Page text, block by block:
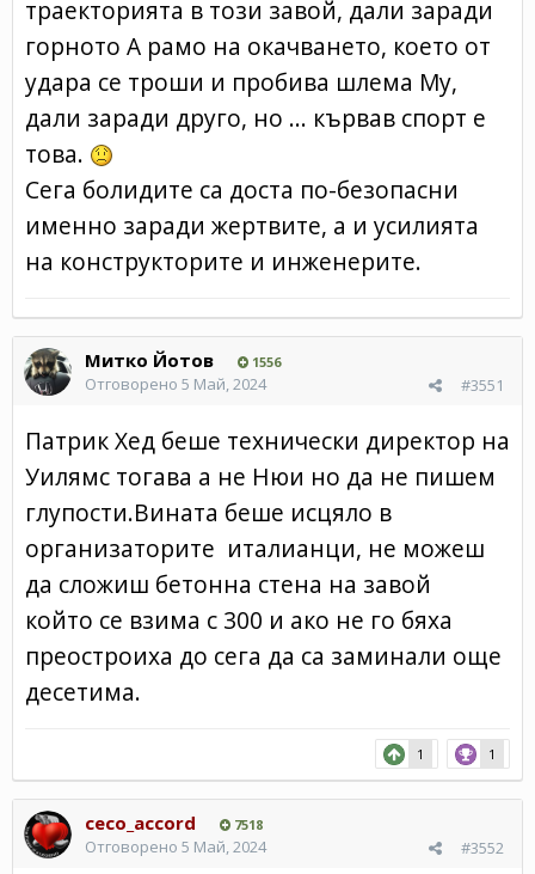
траекторията в този завой, дали заради
горното А рамо на окачването, което от
удара се троши и пробива шлема Му,
дали заради друго, но ... кървав спорт е
това.
Сега болидите са доста по-безопасни
именно заради жертвите, а и усилията
на конструкторите и инженерите.
Митко Йотов 1556
#3551
Отговорено 5 Май, 2024
Патрик Хед беше технически директор на
Уилямс тогава а не Нюи но да не пишем
глупости.Вината беше исцяло в
организаторите италианци, не можеш
да сложиш бетонна стена на завой
който се взима с 300 и ако не го бяха
преостроиха до сега да са заминали още
десетима.
1 1
ceco_accord 7518
#3552
Отговорено 5 Май, 2024